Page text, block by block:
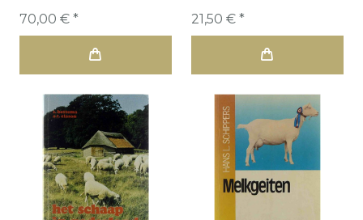
70,00 € *
21,50 € *